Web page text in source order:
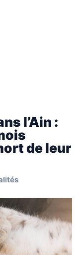
l’Ain :
de leur